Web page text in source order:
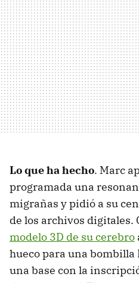
Lo que ha hecho. Marc
programada una
migrañas y pidió a su
de los archivos digitales.
modelo 3D de su cerebro
hueco para una bombilla
una base con la